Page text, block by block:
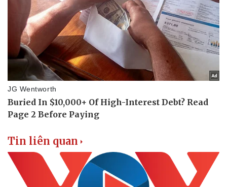
Doanh nghiệp
Thông tin doanh nghiệp
Doanh nghiệp 24h
Doanh nhân
Sành điệu
Tin Công nghệ
Trải nghiệm
Tin liên quan